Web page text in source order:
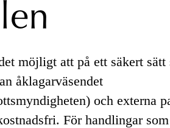
möjligt att på ett säkert sätt
åklagarväsendet
och externa
För handlingar